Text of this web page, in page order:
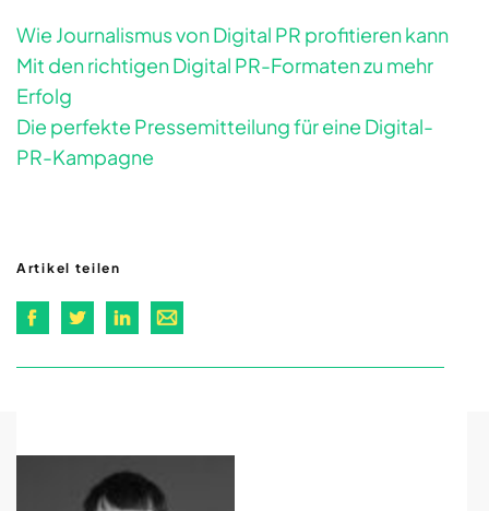
Wie Journalismus von Digital PR profitieren kann
Mit den richtigen Digital PR-Formaten zu mehr
Erfolg
Die perfekte Pressemitteilung für eine Digital-
PR-Kampagne
Artikel teilen